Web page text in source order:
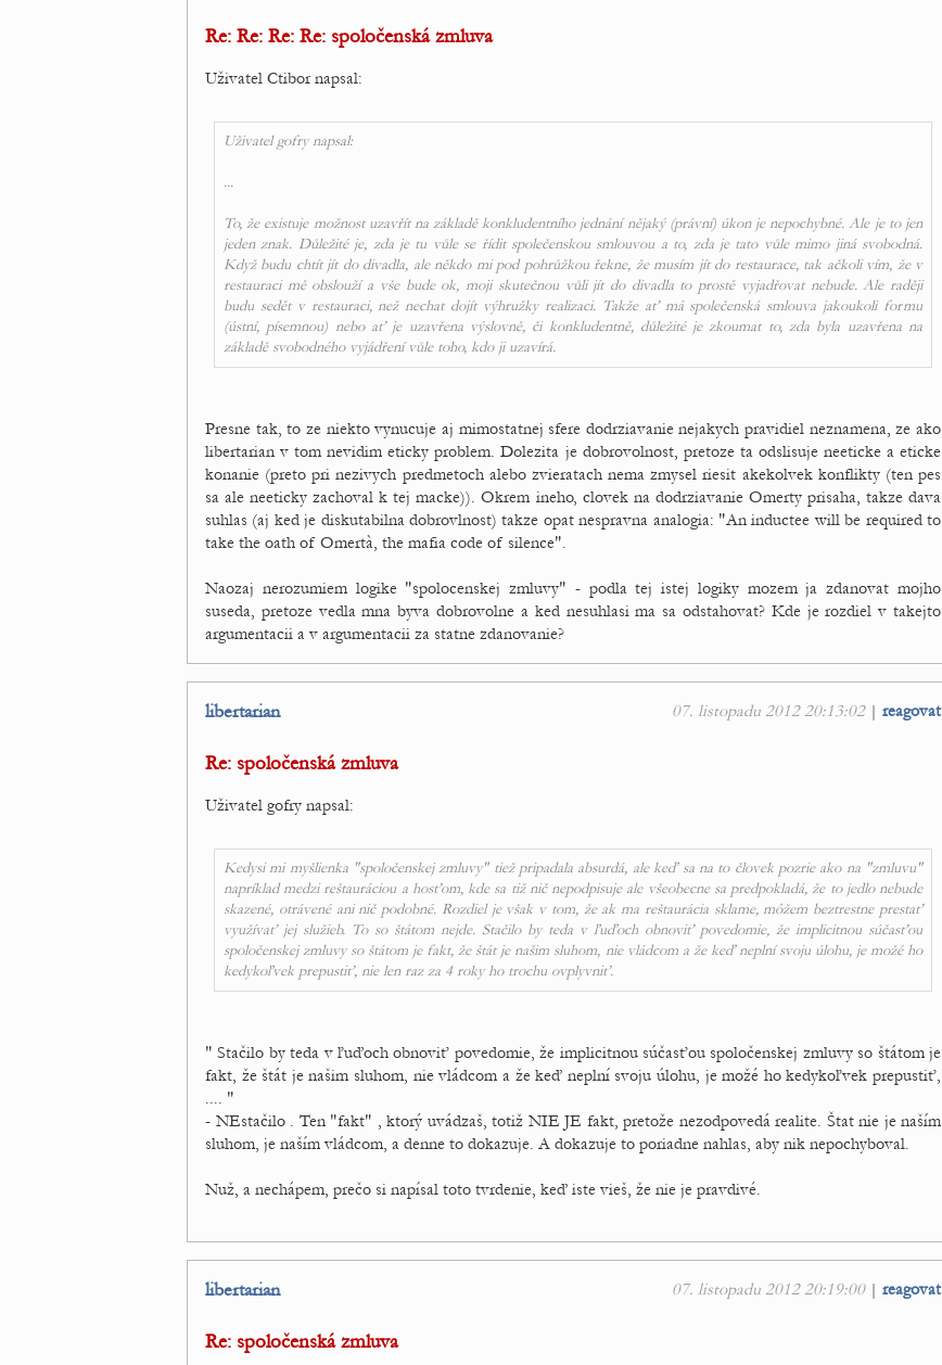
Re: Re: Re: Re: spoločenská zmluva
Uživatel Ctibor napsal:
Uživatel gofry napsal:
...
To, že existuje možnost uzavřít na základě konkludentního jednání nějaký (právní) úkon je nepochybné. Ale je to jen
jeden znak. Důležité je, zda je tu vůle se řídit společenskou smlouvou a to, zda je tato vůle mimo jiná svobodná.
Když budu chtít jít do divadla, ale někdo mi pod pohrůžkou řekne, že musím jít do restaurace, tak ačkoli vím, že v
restauraci mě obslouží a vše bude ok, moji skutečnou vůli jít do divadla to prostě vyjadřovat nebude. Ale raději
budu sedět v restauraci, než nechat dojít výhružky realizaci. Takže ať má společenská smlouva jakoukoli formu
(ústní, písemnou) nebo ať je uzavřena výslovně, či konkludentně, důležité je zkoumat to, zda byla uzavřena na
základě svobodného vyjádření vůle toho, kdo ji uzavírá.
Presne tak, to ze niekto vynucuje aj mimostatnej sfere dodrziavanie nejakych pravidiel neznamena, ze ako
libertarian v tom nevidim eticky problem. Dolezita je dobrovolnost, pretoze ta odslisuje neeticke a eticke
konanie (preto pri nezivych predmetoch alebo zvieratach nema zmysel riesit akekolvek konflikty (ten pes
sa ale neeticky zachoval k tej macke)). Okrem ineho, clovek na dodrziavanie Omerty prisaha, takze dava
suhlas (aj ked je diskutabilna dobrovlnost) takze opat nespravna analogia: "An inductee will be required to
take the oath of Omertà, the mafia code of silence".
Naozaj nerozumiem logike "spolocenskej zmluvy" - podla tej istej logiky mozem ja zdanovat mojho
suseda, pretoze vedla mna byva dobrovolne a ked nesuhlasi ma sa odstahovat? Kde je rozdiel v takejto
argumentacii a v argumentacii za statne zdanovanie?
07. listopadu 2012 20:13:02| reagovat
libertarian
Re: spoločenská zmluva
Uživatel gofry napsal:
Kedysi mi myšlienka "spoločenskej zmluvy" tiež pripadala absurdá, ale keď sa na to človek pozrie ako na "zmluvu"
napríklad medzi reštauráciou a hosťom, kde sa tiž nič nepodpisuje ale všeobecne sa predpokladá, že to jedlo nebude
skazené, otrávené ani nič podobné. Rozdiel je však v tom, že ak ma reštaurácia sklame, môžem beztrestne prestať
využívať jej služieb. To so štátom nejde. Stačilo by teda v ľuďoch obnoviť povedomie, že implicitnou súčasťou
spoločenskej zmluvy so štátom je fakt, že štát je našim sluhom, nie vládcom a že keď neplní svoju úlohu, je možé ho
kedykoľvek prepustiť, nie len raz za 4 roky ho trochu ovplyvniť.
" Stačilo by teda v ľuďoch obnoviť povedomie, že implicitnou súčasťou spoločenskej zmluvy so štátom je
fakt, že štát je našim sluhom, nie vládcom a že keď neplní svoju úlohu, je možé ho kedykoľvek prepustiť,
.... "
- NEstačilo . Ten "fakt" , ktorý uvádzaš, totiž NIE JE fakt, pretože nezodpovedá realite. Štat nie je naším
sluhom, je naším vládcom, a denne to dokazuje. A dokazuje to poriadne nahlas, aby nik nepochyboval.
Nuž, a nechápem, prečo si napísal toto tvrdenie, keď iste vieš, že nie je pravdivé.
07. listopadu 2012 20:19:00| reagovat
libertarian
Re: spoločenská zmluva